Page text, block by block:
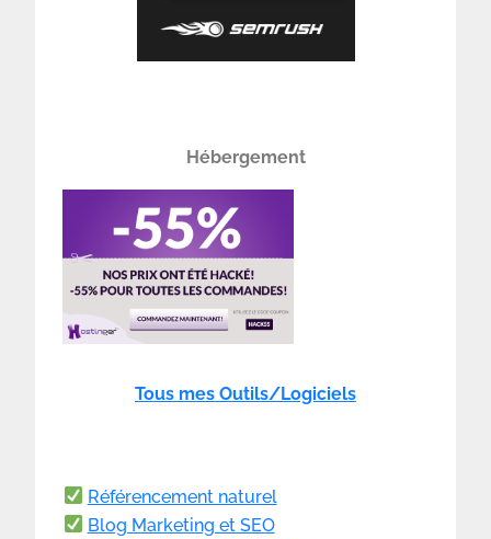
Hébergement
Tous mes Outils/Logiciels
Référencement naturel
Blog Marketing et SEO